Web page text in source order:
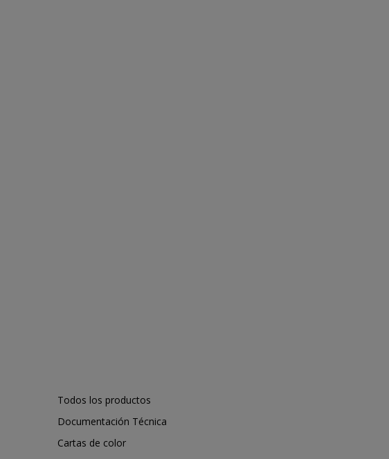
Todos los productos
Documentación Técnica
Cartas de color